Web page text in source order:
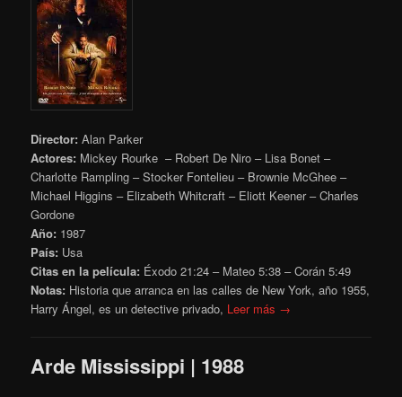
Director: Alan Parker
Actores: Mickey Rourke – Robert De Niro – Lisa Bonet –
Charlotte Rampling – Stocker Fontelieu – Brownie McGhee –
Michael Higgins – Elizabeth Whitcraft – Eliott Keener – Charles
Gordone
Año: 1987
País: Usa
Citas en la película: Éxodo 21:24 – Mateo 5:38 – Corán 5:49
Notas: Historia que arranca en las calles de New York, año 1955,
Harry Ángel, es un detective privado, Leer más →
Arde Mississippi | 1988